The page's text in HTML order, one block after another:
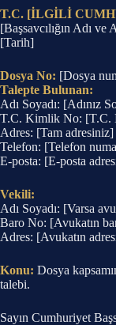
T.C. [İLGİLİ
[Başsavcılığın Adı ve
[Tarih]
Dosya No: [Dosya
Talepte Bulunan:
Adı Soyadı: [Adınız
T.C. Kimlik No: [T.C.
Adres: [Tam adresiniz]
Telefon: [Telefon
E-posta: [E-posta
Vekili:
Adı Soyadı: [Varsa
Baro No: [Avukatın
Adres: [Avukatın
Konu: Dosya
talebi.
Sayın Cumhuriyet